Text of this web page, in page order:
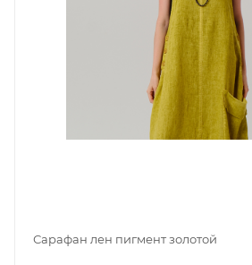
Сарафан лен пигмент золотой